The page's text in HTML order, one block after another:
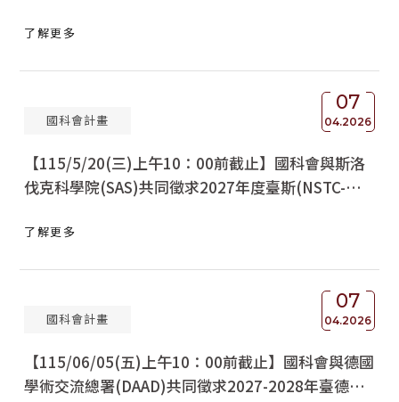
了解更多
07
04.2026
國科會計畫
【115/5/20(三)上午10：00前截止】國科會與斯洛
伐克科學院(SAS)共同徵求2027年度臺斯(NSTC-
了解更多
07
04.2026
國科會計畫
【115/06/05(五)上午10：00前截止】國科會與德國
學術交流總署(DAAD)共同徵求2027-2028年臺德